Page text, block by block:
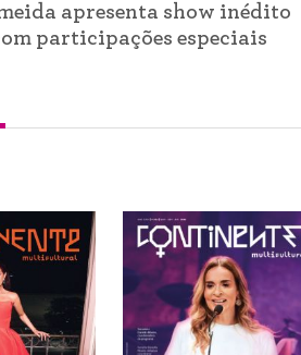
apresenta show inédito
participações especiais